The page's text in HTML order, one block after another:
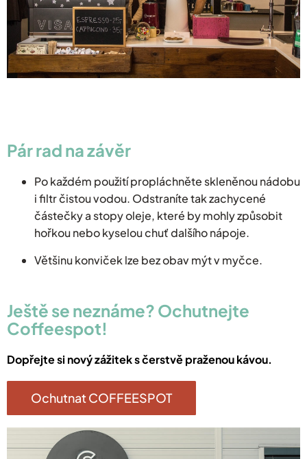
Pár rad na závěr
Po každém použití propláchněte skleněnou nádobu
i filtr čistou vodou. Odstraníte tak zachycené
částečky a stopy oleje, které by mohly způsobit
hořkou nebo kyselou chuť dalšího nápoje.
Většinu konviček lze bez obav mýt v myčce.
Ještě se neznáme? Ochutnejte
Coffeespot!
Dopřejte si nový zážitek s čerstvě praženou kávou.
Ochutnat COFFEESPOT